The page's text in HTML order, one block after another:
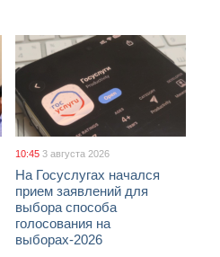
10:45 3 августа 2026
На Госуслугах начался
прием заявлений для
выбора способа
голосования на
выборах-2026